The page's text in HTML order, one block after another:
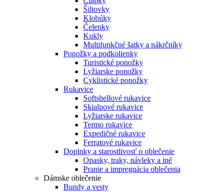
Šiltovky
Klobúky
Čelenky
Kukly
Multifunkčné šatky a nákrčníky
Ponožky a podkolienky
Turistické ponožky
Lyžiarske ponožky
Cyklistické ponožky
Rukavice
Softshellové rukavice
Skialpové rukavice
Lyžiarske rukavice
Termo rukavice
Expedičné rukavice
Ferratové rukavice
Doplnky a starostlivosť o oblečenie
Opasky, traky, návleky a iné
Pranie a impregnácia oblečenia
Dámske oblečenie
Bundy a vesty